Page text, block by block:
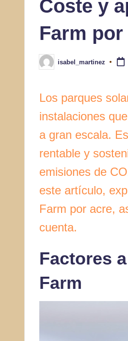
Coste y
Farm por
Publicadoisabel_martinez
Los parques
instalaciones
a gran escala.
rentable y
emisiones de
este artículo,
Farm por acre,
cuenta.
Factores
Farm